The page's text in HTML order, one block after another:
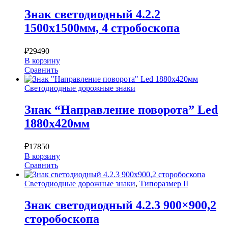
Знак светодиодный 4.2.2
1500х1500мм, 4 стробоскопа
₽29490
В корзину
Сравнить
Светодиодные дорожные знаки
Знак “Направление поворота” Led
1880х420мм
₽17850
В корзину
Сравнить
Светодиодные дорожные знаки, Типоразмер II
Знак светодиодный 4.2.3 900×900,2
сторобоскопа